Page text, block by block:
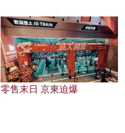
零售末日 京東迫爆